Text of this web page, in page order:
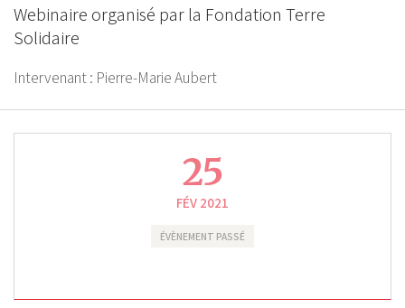
Webinaire organisé par la Fondation Terre
Solidaire
Intervenant : Pierre-Marie Aubert
25
FÉV 2021
ÉVÈNEMENT PASSÉ